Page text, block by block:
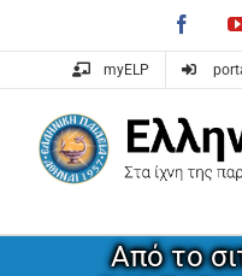
content
myELP
Από το